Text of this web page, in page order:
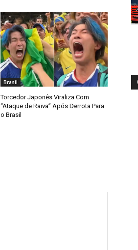
Brasil
Torcedor Japonês Viraliza Com
“Ataque de Raiva” Após Derrota Para
o Brasil